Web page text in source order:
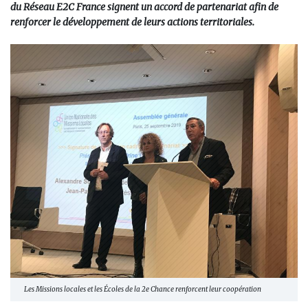
du Réseau E2C France signent un accord de partenariat afin de
renforcer le développement de leurs actions territoriales.
Les Missions locales et les Écoles de la 2e Chance renforcent leur coopération